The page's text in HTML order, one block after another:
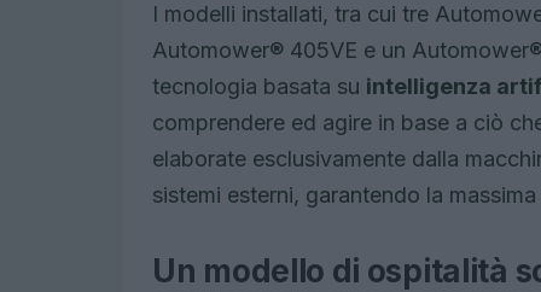
I modelli installati, tra cui tre
Automower® 405VE e un
tecnologia basata su intelligenza
comprendere ed agire in base a ciò
elaborate esclusivamente dalla
sistemi esterni, garantendo la
Un modello di ospitalità